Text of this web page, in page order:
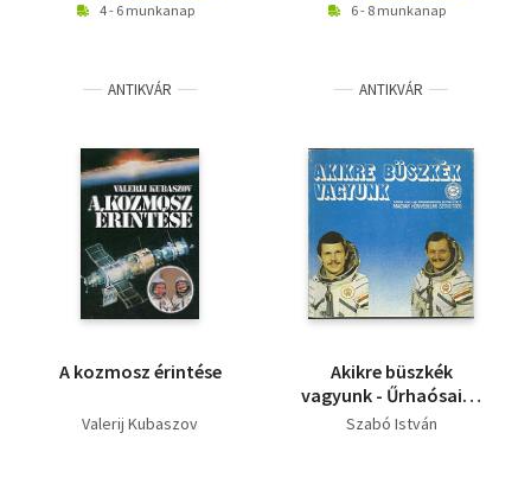
4 - 6 munkanap 6 - 8 munkanap
ANTIKVÁR
A kozmosz érintése
Valerij Kubaszov
ANTIKVÁR
Akikre büszkék
vagyunk - Űrhaósaink
MHSZ programja 1980-
Szabó István